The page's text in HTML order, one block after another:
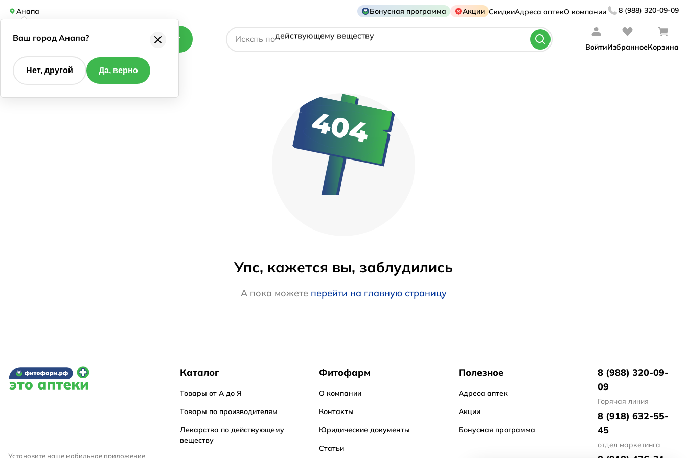
Анапа Бонусная программа Акции СкидкиАдреса аптекО компании 8 (988) 320-09-09
Каталог Искать попроизводителю
ВойтиИзбранноеКорзина
Упс, кажется вы, заблудились
А пока можете перейти на главную страницу
Установите наше мобильное приложение
Каталог
Товары от А до Я
Товары по производителям
Лекарства по действующему
веществу
Фитофарм
О компании
Контакты
Юридические документы
Статьи
Полезное
Адреса аптек
Акции
Бонусная программа
8 (988) 320-09-
09
Горячая линия
8 (918) 632-55-
45
отдел маркетинга
Ваш город Анапа?
Нет, другой Да, верно